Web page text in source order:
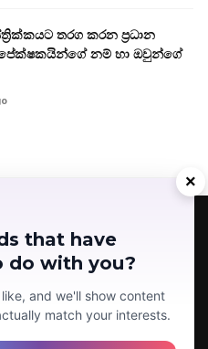
×
that have
do with you?
and we'll show content
match your interests.
තරග කරන ප්‍රධාන
නම් හා ඔවුන්ගේ
Instagram
YouTube
News LK (Pvt) Ltd.